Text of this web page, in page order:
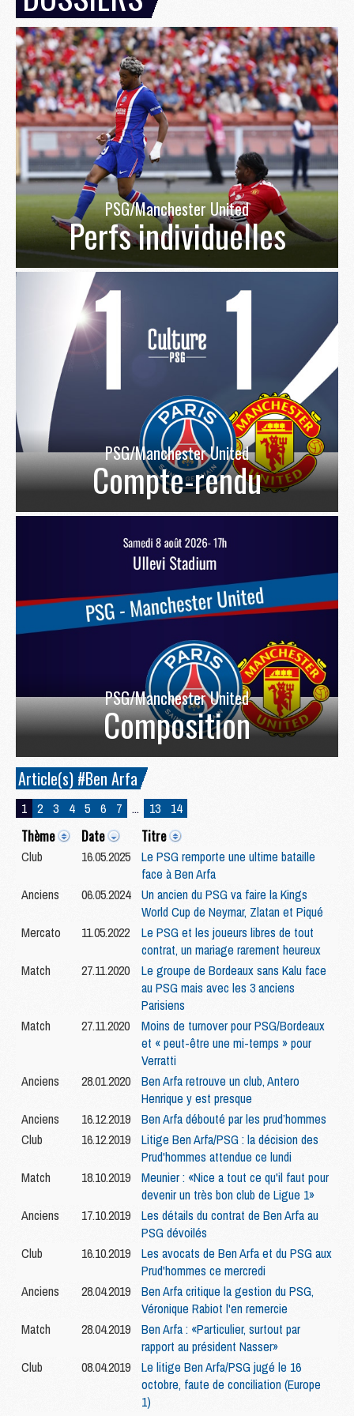
PSG/Manchester United
Perfs individuelles
PSG/Manchester United
Compte-rendu
PSG/Manchester United
Composition
Article(s) #Ben Arfa
1 2 3 4 5 6 7 ... 13 14
Thème Date Titre
Club 16.05.2025
Le PSG remporte une ultime bataille
face à Ben Arfa
Anciens
06.05.2024
Un ancien du PSG va faire la Kings
World Cup de Neymar, Zlatan et Piqué
Mercato
11.05.2022
Le PSG et les joueurs libres de tout
contrat, un mariage rarement heureux
Match
27.11.2020
Le groupe de Bordeaux sans Kalu face
au PSG mais avec les 3 anciens
Parisiens
Match
27.11.2020
Moins de turnover pour PSG/Bordeaux
et « peut-être une mi-temps » pour
Verratti
Anciens
28.01.2020
Ben Arfa retrouve un club, Antero
Henrique y est presque
Anciens
16.12.2019
Ben Arfa débouté par les prud’hommes
Club
16.12.2019
Litige Ben Arfa/PSG : la décision des
Prud'hommes attendue ce lundi
Match
18.10.2019
Meunier : «Nice a tout ce qu'il faut pour
devenir un très bon club de Ligue 1»
Anciens
17.10.2019
Les détails du contrat de Ben Arfa au
PSG dévoilés
Club
16.10.2019
Les avocats de Ben Arfa et du PSG aux
Prud'hommes ce mercredi
Anciens
28.04.2019
Ben Arfa critique la gestion du PSG,
Véronique Rabiot l'en remercie
Match
28.04.2019
Ben Arfa : «Particulier, surtout par
rapport au président Nasser»
Club
08.04.2019
Le litige Ben Arfa/PSG jugé le 16
octobre, faute de conciliation (Europe
1)